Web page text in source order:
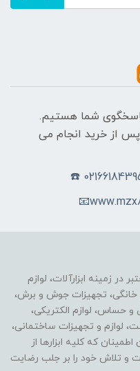
روز هفته ، ساعت 11 الی 18 پاسخگوی شما هستیم.
ها 48 ساعت پس از خرید انجام می
در زمینه ابزارآلات، لوازم
خانگی، تجهیزات جوش و برش،
و حساس، لوازم الکتریکی،
لوازم و تجهیزات ساختمانی،
که کلیه ابزارها از
و تلاش خود را بر جلب رضایت